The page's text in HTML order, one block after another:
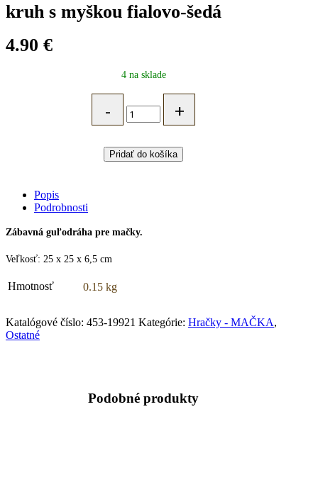
kruh s myškou fialovo-šedá
4.90 €
4 na sklade
mačky
kruhPridať do košíka
Popis
Podrobnosti
Zábavná guľodráha pre mačky.
Veľkosť: 25 x 25 x 6,5 cm
Hmotnosť 0.15 kg
Katalógové číslo: 453-19921 Kategórie: Hračky - MAČKA,
Ostatné
Podobné produkty